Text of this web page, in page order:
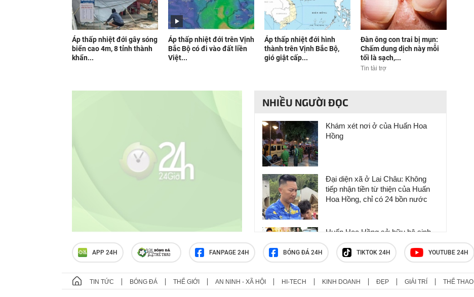
Áp thấp nhiệt đới gây sóng
biển cao 4m, 8 tỉnh thành
khẩn...
Áp thấp nhiệt đới trên Vịnh
Bắc Bộ có đi vào đất liền
Việt...
Áp thấp nhiệt đới hình
thành trên Vịnh Bắc Bộ,
gió giật cấp...
Đàn ông con trai bị mụn:
Chấm dung dịch này mỗi
tối là sạch,...
Tin tài trợ
NHIỀU NGƯỜI ĐỌC
Khám xét nơi ở của Huấn Hoa
Hồng
Đại diện xã ở Lai Châu: Không
tiếp nhận tiền từ thiện của Huấn
Hoa Hồng, chỉ có 24 bồn nước
Huấn Hoa Hồng sở hữu hệ sinh
thái trăm tỷ và biệt thự dát vàng
khiến nhiều người choáng ngợp
Nữ du khách bị 28 đối tượng vây
APP 24H FANPAGE 24H BÓNG ĐÁ 24H TIKTOK 24H YOUTUBE 24H
TIN TỨC BÓNG ĐÁ THẾ GIỚI AN NINH - XÃ HỘI HI-TECH KINH DOANH ĐẸP GIẢI TRÍ THỂ THAO